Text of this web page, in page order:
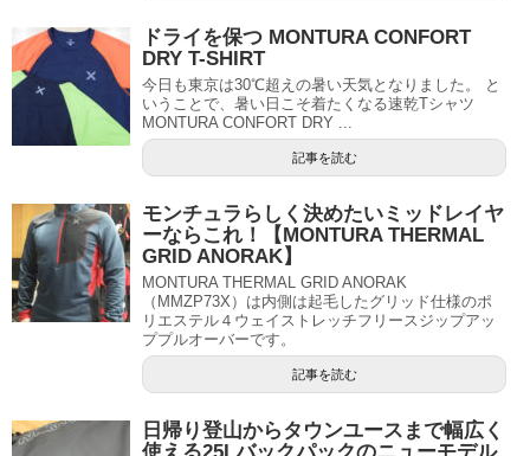
ドライを保つ MONTURA CONFORT
DRY T-SHIRT
今日も東京は30℃超えの暑い天気となりました。 と
いうことで、暑い日こそ着たくなる速乾Tシャツ
MONTURA CONFORT DRY ...
記事を読む
モンチュラらしく決めたいミッドレイヤ
ーならこれ！【MONTURA THERMAL
GRID ANORAK】
MONTURA THERMAL GRID ANORAK
（MMZP73X）は内側は起毛したグリッド仕様のポ
リエステル４ウェイストレッチフリースジップアッ
ププルオーバーです。
記事を読む
日帰り登山からタウンユースまで幅広く